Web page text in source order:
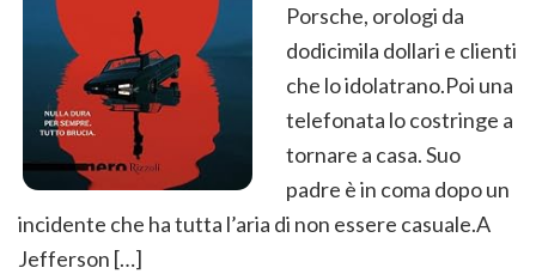
Porsche, orologi da
dodicimila dollari e clienti
che lo idolatrano.Poi una
telefonata lo costringe a
tornare a casa. Suo
padre è in coma dopo un
incidente che ha tutta l’aria di non essere casuale.A
Jefferson […]